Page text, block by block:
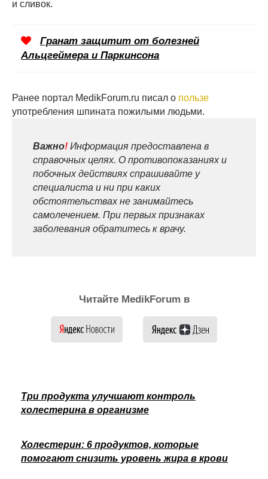
и сливок.
Гранат защитит от болезней
Альцгеймера и Паркинсона
Ранее портал MedikForum.ru писал о пользе
употребления шпината пожилыми людьми.
Важно! Информация предоставлена в
справочных целях. О противопоказаниях и
побочных действиях спрашивайте у
специалиста и ни при каких
обстоятельствах не занимайтесь
самолечением. При первых признаках
заболевания обратитесь к врачу.
Читайте MedikForum в
Три продукта улучшают контроль
холестерина в организме
Холестерин: 6 продуктов, которые
помогают снизить уровень жира в крови